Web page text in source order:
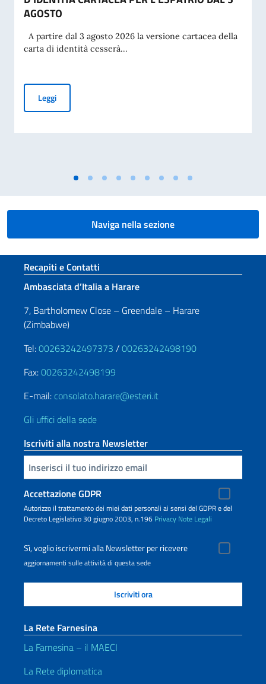
AGOSTO
A partire dal 3 agosto 2026 la versione cartacea della
carta di identità cesserà...
LeggiCESSAZIONE DELLA VALIDITÀ DELLA CARTA D’IDENTITÀ
Naviga nella sezione
Sezione footer
Recapiti e Contatti
Ambasciata d’Italia a Harare
7, Bartholomew Close – Greendale – Harare
(Zimbabwe)
Tel:00263242497373 /00263242498190
Fax:00263242498199
E-mail: consolato.harare@esteri.it
Gli uffici della sede
Iscriviti alla nostra Newsletter
Inserisci la tua email
Accettazione GDPR
Autorizzo il trattamento dei miei dati personali ai sensi del GDPR e del
Decreto Legislativo 30 giugno 2003, n.196 Privacy Note Legali
Sì, voglio iscrivermi alla Newsletter per ricevere
aggiornamenti sulle attività di questa sede
La Rete Farnesina
La Farnesina – il MAECI
La Rete diplomatica